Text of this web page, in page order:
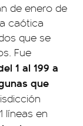
de enero de
caótica
que se
Fue
1 al 199 a
que
líneas en